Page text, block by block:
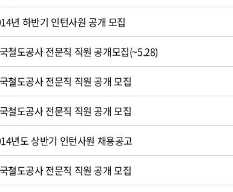
년 하반기 인턴사원 공개 모집
철도공사 전문직 직원 공개모집(~5.28)
철도공사 전문직 직원 공개 모집
철도공사 전문직 직원 공개 모집
년도 상반기 인턴사원 채용공고
철도공사 전문직 직원 공개 모집